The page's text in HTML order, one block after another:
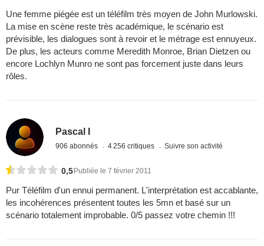
Une femme piégée est un téléfilm très moyen de John Murlowski.
La mise en scène reste très académique, le scénario est
prévisible, les dialogues sont à revoir et le métrage est ennuyeux.
De plus, les acteurs comme Meredith Monroe, Brian Dietzen ou
encore Lochlyn Munro ne sont pas forcement juste dans leurs
rôles.
Pascal I
906 abonnés 4 256 critiques Suivre son activité
0,5Publiée le 7 février 2011
Pur Téléfilm d'un ennui permanent. L'interprétation est accablante,
les incohérences présentent toutes les 5mn et basé sur un
scénario totalement improbable. 0/5 passez votre chemin !!!